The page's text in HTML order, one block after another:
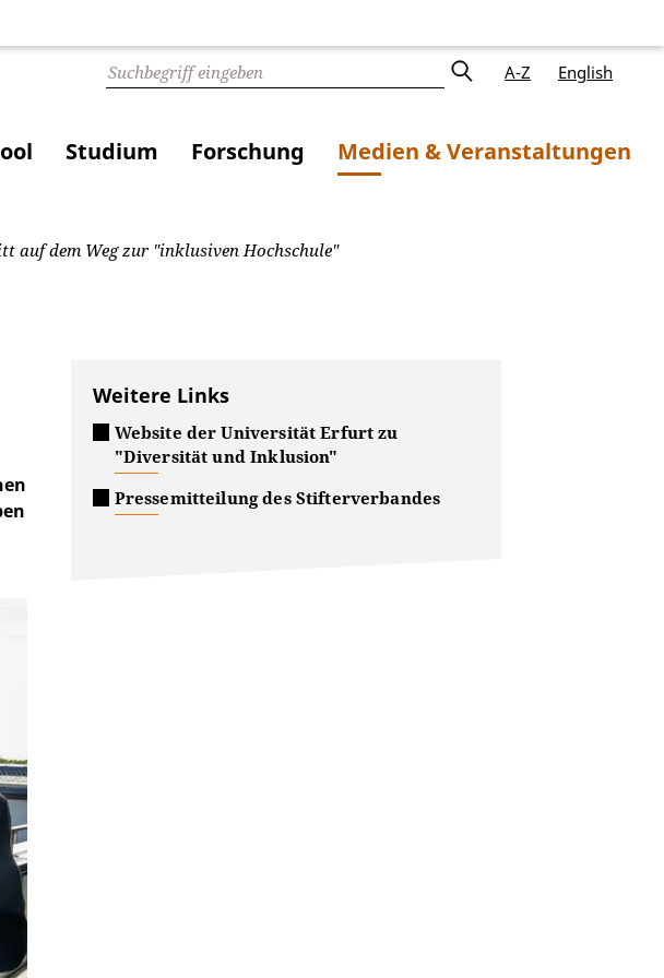
A-Z English
Studium Forschung Medien & Veranstaltungen
auf dem Weg zur "inklusiven Hochschule"
Weitere Links
Website der Universität Erfurt zu
"Diversität und Inklusion"
Pressemitteilung des Stifterverbandes